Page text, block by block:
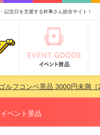
記念日を支援する幹事さん総合サイト！
ルフコンペ景品 3000円未満
ンゴゲーム景品おすすめ金額
ルフコンペ景品 3000円未満
婚式の二次会で貰って嬉しい
イベント景品